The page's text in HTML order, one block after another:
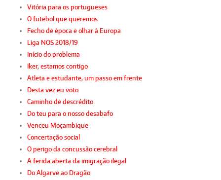
Vitória para os portugueses
O futebol que queremos
Fecho de época e olhar à Europa
Liga NOS 2018/19
Início do problema
Iker, estamos contigo
Atleta e estudante, um passo em frente
Desta vez eu voto
Caminho de descrédito
Do teu para o nosso desabafo
Venceu Moçambique
Concertação social
O perigo da concussão cerebral
A ferida aberta da imigração ilegal
Do Algarve ao Dragão